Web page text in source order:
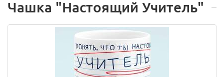
Чашка "Настоящий Учитель"